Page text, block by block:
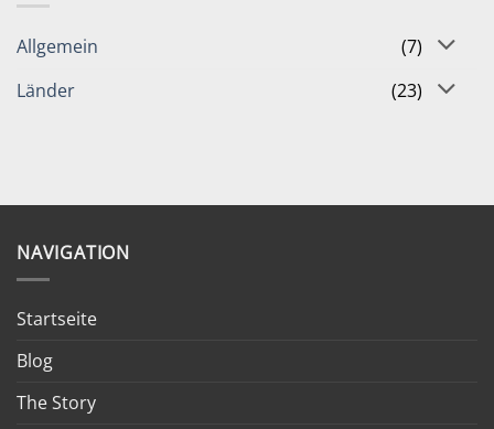
Allgemein
(7)
Länder
(23)
NAVIGATION
Startseite
Blog
The Story